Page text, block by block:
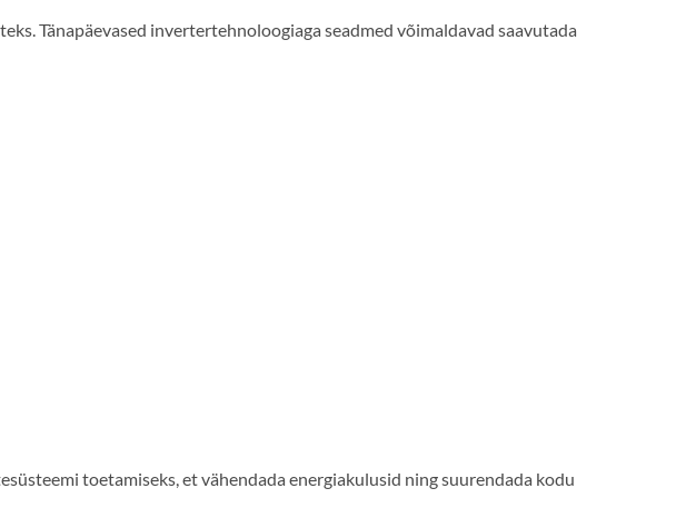
Tänapäevased invertertehnoloogiaga seadmed võimaldavad saavutada
toetamiseks, et vähendada energiakulusid ning suurendada kodu